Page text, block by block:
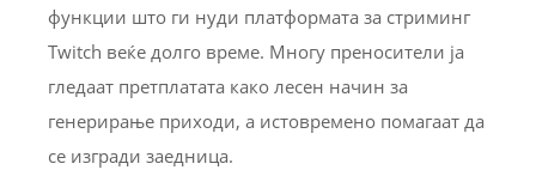
функции што ги нуди платформата за стриминг
Twitch веќе долго време. Многу преносители ја
гледаат претплатата како лесен начин за
генерирање приходи, а истовремено помагаат да
се изгради заедница.